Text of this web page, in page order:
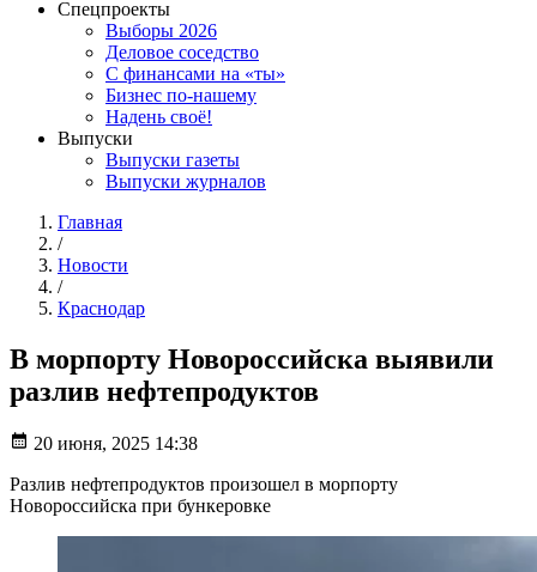
Спецпроекты
Выборы 2026
Деловое соседство
С финансами на «ты»
Бизнес по-нашему
Надень своё!
Выпуски
Выпуски газеты
Выпуски журналов
Главная
/
Новости
/
Краснодар
В морпорту Новороссийска выявили
разлив нефтепродуктов
20 июня, 2025 14:38
Разлив нефтепродуктов произошел в морпорту
Новороссийска при бункеровке